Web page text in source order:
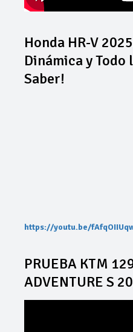
Honda HR-V
Dinámica y Todo
Saber!
https://youtu.be/
PRUEBA KTM
ADVENTURE S